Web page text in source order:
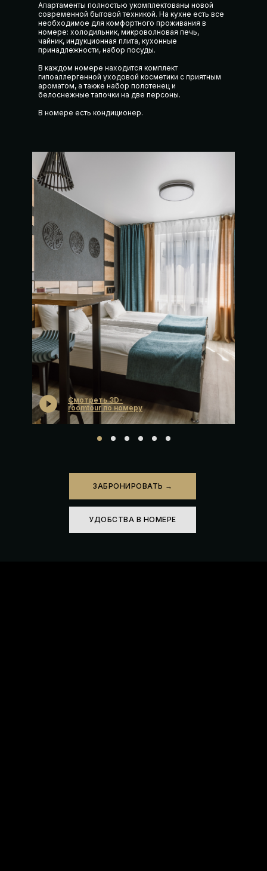
Апартаменты полностью укомплектованы новой
современной бытовой техникой. На кухне есть все
необходимое для комфортного проживания в
номере: холодильник, микроволновая печь,
чайник, индукционная плита, кухонные
принадлежности, набор посуды.
В каждом номере находится комплект
гипоаллергенной уходовой косметики с приятным
ароматом, а также набор полотенец и
белоснежные тапочки на две персоны.
В номере есть кондиционер.
ЗАБРОНИРОВАТЬ →
УДОБСТВА В НОМЕРЕ
Смотреть 3D-
roomtour по номеру